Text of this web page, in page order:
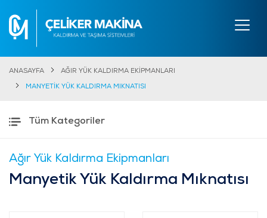
ANASAYFA AĞIR YÜK KALDIRMA EKİPMANLARI
MANYETİK YÜK KALDIRMA MIKNATISI
Tüm Kategoriler
Ağır Yük Kaldırma Ekipmanları
Manyetik Yük Kaldırma Mıknatısı